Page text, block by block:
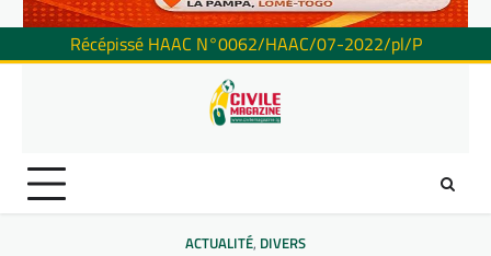
Récépissé HAAC N°0062/HAAC/07-2022/pl/P
ACTUALITÉ, DIVERS